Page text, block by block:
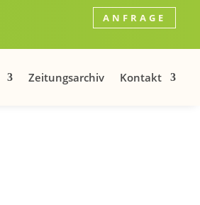
ANFRAGE
Zeitungsarchiv Kontakt